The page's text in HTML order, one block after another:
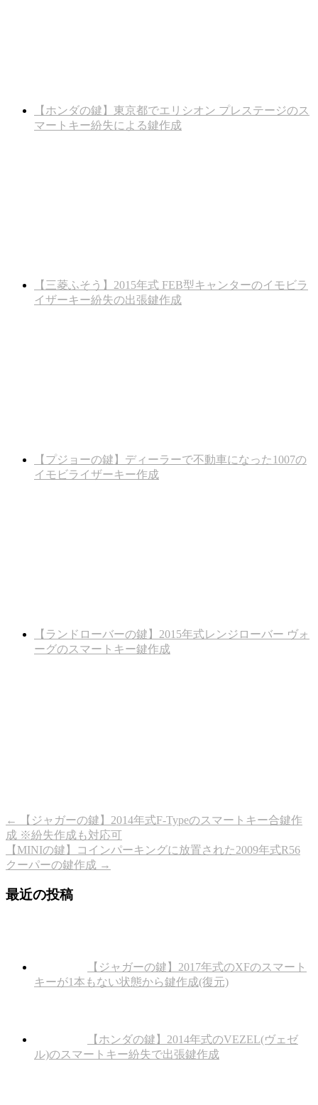
【ホンダの鍵】東京都でエリシオン プレステージのス
マートキー紛失による鍵作成
【三菱ふそう】2015年式 FEB型キャンターのイモビラ
イザーキー紛失の出張鍵作成
【プジョーの鍵】ディーラーで不動車になった1007の
イモビライザーキー作成
【ランドローバーの鍵】2015年式レンジローバー ヴォ
ーグのスマートキー鍵作成
←
【ジャガーの鍵】2014年式F-Typeのスマートキー合鍵作
成 ※紛失作成も対応可
【MINIの鍵】コインパーキングに放置された2009年式R56
クーパーの鍵作成 →
最近の投稿
【ジャガーの鍵】2017年式のXFのスマート
キーが1本もない状態から鍵作成(復元)
【ホンダの鍵】2014年式のVEZEL(ヴェゼ
ル)のスマートキー紛失で出張鍵作成